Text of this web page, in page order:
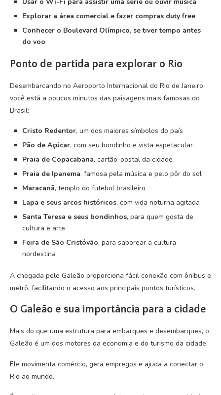
Explorar a área comercial e fazer compras duty free
Conhecer o Boulevard Olímpico, se tiver tempo antes
do voo
Ponto de partida para explorar o Rio
Desembarcando no Aeroporto Internacional do Rio de Janeiro,
você está a poucos minutos das paisagens mais famosas do
Brasil:
Cristo Redentor, um dos maiores símbolos do país
Pão de Açúcar, com seu bondinho e vista espetacular
Praia de Copacabana, cartão-postal da cidade
Praia de Ipanema, famosa pela música e pelo pôr do sol
Maracanã, templo do futebol brasileiro
Lapa e seus arcos históricos, com vida noturna agitada
Santa Teresa e seus bondinhos, para quem gosta de
cultura e arte
Feira de São Cristóvão, para saborear a cultura
nordestina
A chegada pelo Galeão proporciona fácil conexão com ônibus e
metrô, facilitando o acesso aos principais pontos turísticos.
O Galeão e sua importância para a cidade
Mais do que uma estrutura para embarques e desembarques, o
Galeão é um dos motores da economia e do turismo da cidade.
Ele movimenta comércio, gera empregos e ajuda a conectar o
Rio ao mundo.